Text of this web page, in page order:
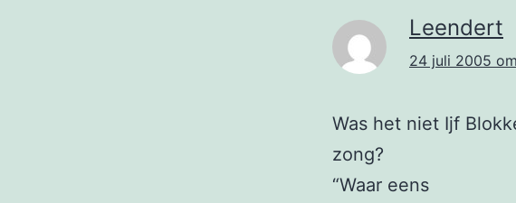
Leendert
24 juli 2005
Was het niet Ijf
zong?
“Waar eens